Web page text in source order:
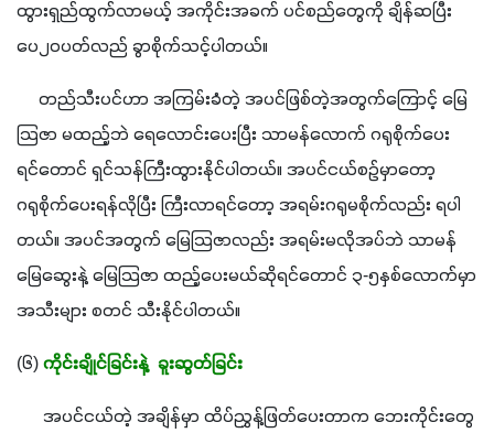
ထွားရှည်ထွက်လာမယ့် အကိုင်းအခက် ပင်စည်တွေကို ချိန်ဆပြီး
ပေ၂၀ပတ်လည် ခွာစိုက်သင့်ပါတယ်။
တည်သီးပင်ဟာ အကြမ်းခံတဲ့ အပင်ဖြစ်တဲ့အတွက်ကြောင့် မြေ
သြဇာ မထည့်ဘဲ ရေလောင်းပေးပြီး သာမန်လောက် ဂရုစိုက်ပေး
ရင်တောင် ရှင်သန်ကြီးထွားနိုင်ပါတယ်။ အပင်ငယ်စဉ်မှာတော့
ဂရုစိုက်ပေးရန်လိုပြီး ကြီးလာရင်တော့ အရမ်းဂရုမစိုက်လည်း ရပါ
တယ်။ ​အပင်အတွက် မြေသြဇာလည်း အရမ်းမလိုအပ်ဘဲ သာမန်
မြေဆွေးနဲ့ မြေသြဇာ ထည့်ပေးမယ်ဆိုရင်တောင် ၃-၅နှစ်လောက်မှာ
အသီးများ စတင် သီးနိုင်ပါတယ်။
(၆) ကိုင်းချိုင်ခြင်းနဲ့  ခူးဆွတ်ခြင်း
အပင်ငယ်တဲ့ အချိန်မှာ ထိပ်ညွှန့်ဖြတ်ပေးတာက ဘေးကိုင်းတွေ